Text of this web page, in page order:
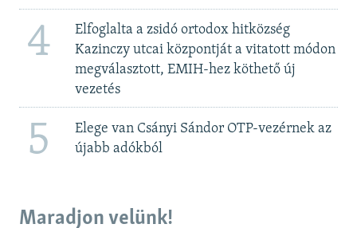
4
Elfoglalta a zsidó ortodox hitközség
Kazinczy utcai központját a vitatott módon
megválasztott, EMIH-hez köthető új
vezetés
5
Elege van Csányi Sándor OTP-vezérnek az
újabb adókból
Maradjon velünk!